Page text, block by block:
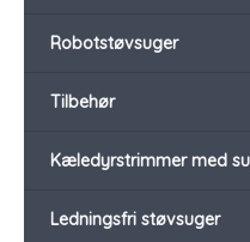
Robotstøvsuger
Tilbehør
Kæledyrstrimmer med
Ledningsfri støvsuger